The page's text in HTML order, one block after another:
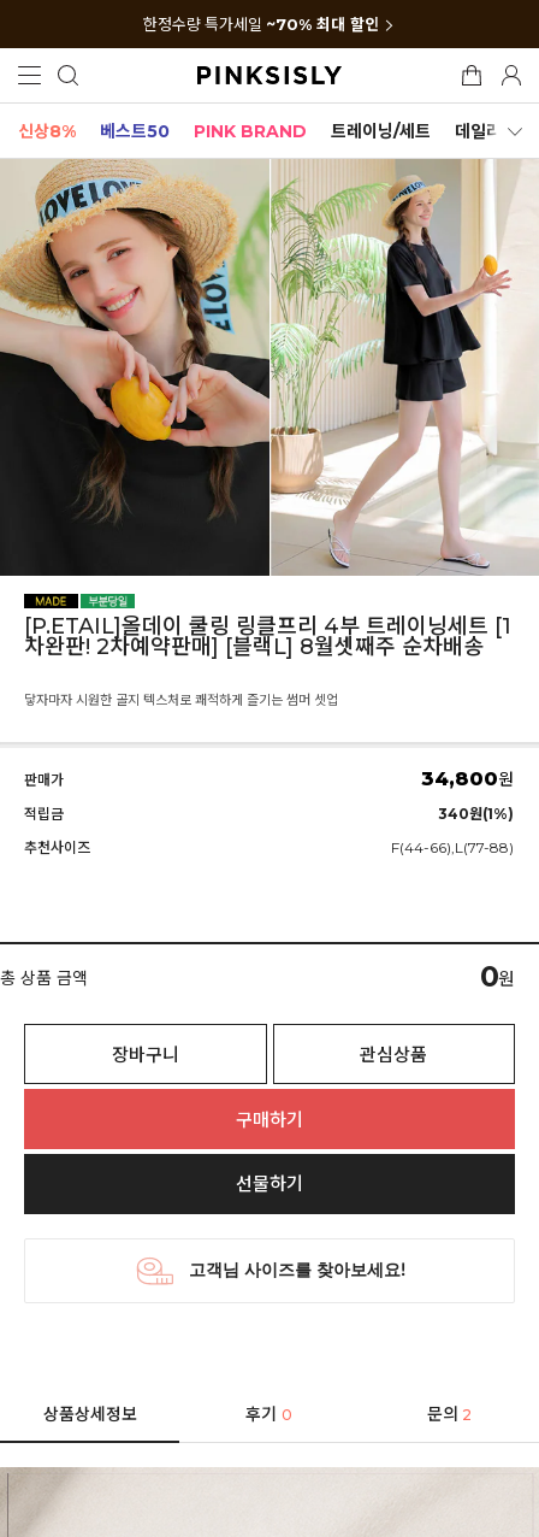
한정수량 특가세일 ~70% 최대 할인
신상8% 베스트50 PINK BRAND 트레이닝/세트 데일리세트
[P.ETAIL]올데이 쿨링 링클프리 4부 트레이닝세트 [1
차완판! 2차예약판매] [블랙L] 8월셋째주 순차배송
닿자마자 시원한 골지 텍스처로 쾌적하게 즐기는 썸머 셋업
판매가 34,800원
적립금
340원(1%)
추천사이즈
F(44-66),L(77-88)
총 상품 금액 0원
장바구니 관심상품
구매하기
선물하기
상품상세정보 후기0 문의 2